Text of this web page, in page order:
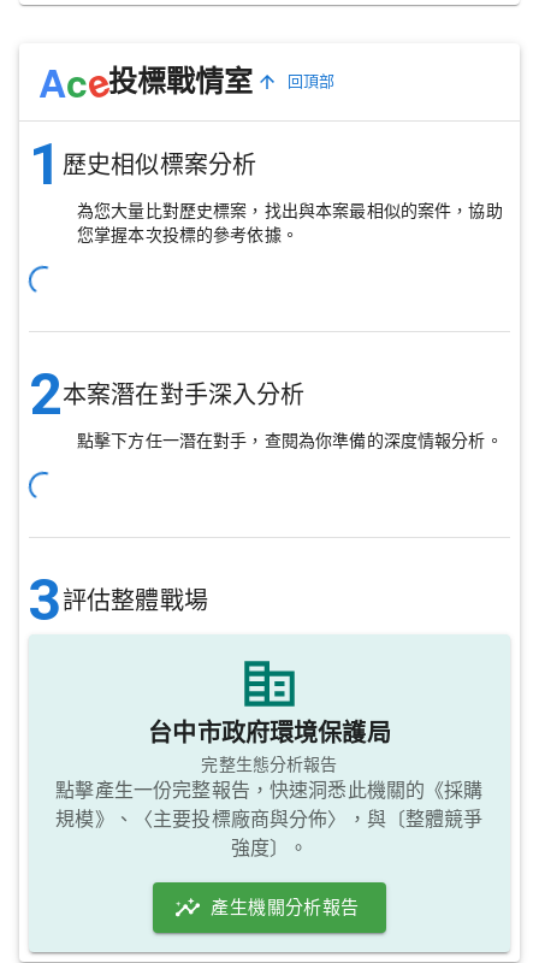
Ace投標戰情室 回頂部
1 歷史相似標案分析
為您大量比對歷史標案，找出與本案最相似的案件，協助
您掌握本次投標的參考依據。
2本案潛在對手深入分析
點擊下方任一潛在對手，查閱為你準備的深度情報分析。
3評估整體戰場
台中市政府環境保護局
完整生態分析報告
點擊產生一份完整報告，快速洞悉此機關的《採購
規模》、〈主要投標廠商與分佈〉，與〔整體競爭
強度〕。
產生機關分析報告